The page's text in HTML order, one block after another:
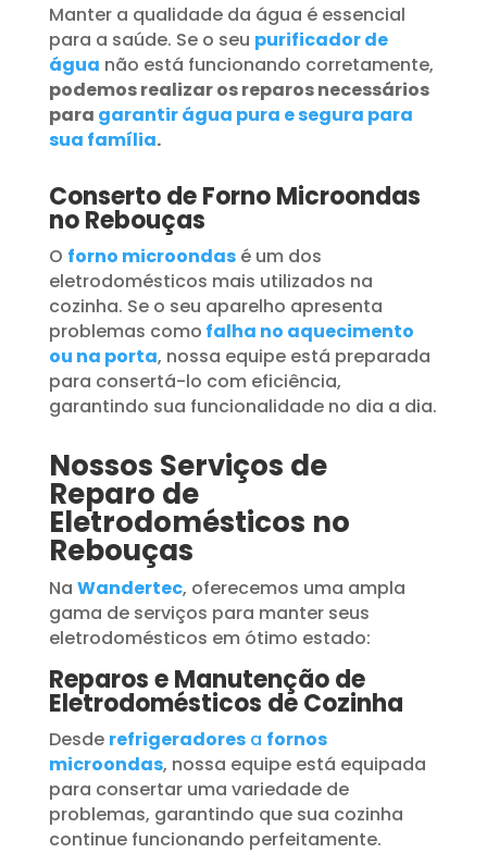
Manter a qualidade da água é essencial
para a saúde. Se o seu purificador de
água não está funcionando corretamente,
podemos realizar os reparos necessários
para garantir água pura e segura para
sua família.
Conserto de Forno Microondas
no Rebouças
O forno microondasé um dos
eletrodomésticos mais utilizados na
cozinha. Se o seu aparelho apresenta
problemas como falha no aquecimento
ou na porta, nossa equipe está preparada
para consertá-lo com eficiência,
garantindo sua funcionalidade no dia a dia.
Nossos Serviços de
Reparo de
Eletrodomésticos no
Rebouças
Na Wandertec, oferecemos uma ampla
gama de serviços para manter seus
eletrodomésticos em ótimo estado:
Reparos e Manutenção de
Eletrodomésticos de Cozinha
Desde refrigeradoresa fornos
microondas, nossa equipe está equipada
para consertar uma variedade de
problemas, garantindo que sua cozinha
continue funcionando perfeitamente.